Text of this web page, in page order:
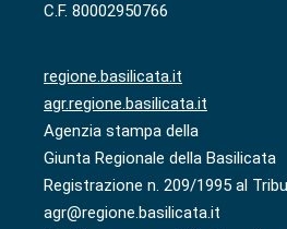
C.F. 80002950766
regione.basilicata.it
agr.regione.basilicata.it
Agenzia stampa della
Giunta Regionale della Basilicata
Registrazione n. 209/1995 al
agr@regione.basilicata.it